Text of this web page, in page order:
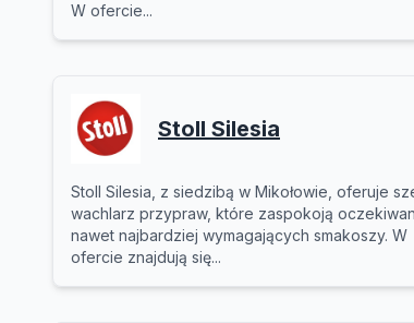
W ofercie...
Stoll Silesia
Stoll Silesia, z siedzibą w Mikołowie, oferuje
wachlarz przypraw, które zaspokoją
nawet najbardziej wymagających smakoszy. W
ofercie znajdują się...